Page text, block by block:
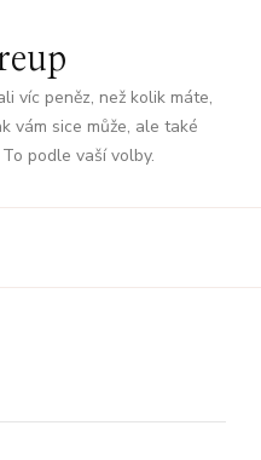
víc peněz, než kolik máte,
vám sice může, ale také
podle vaší volby.